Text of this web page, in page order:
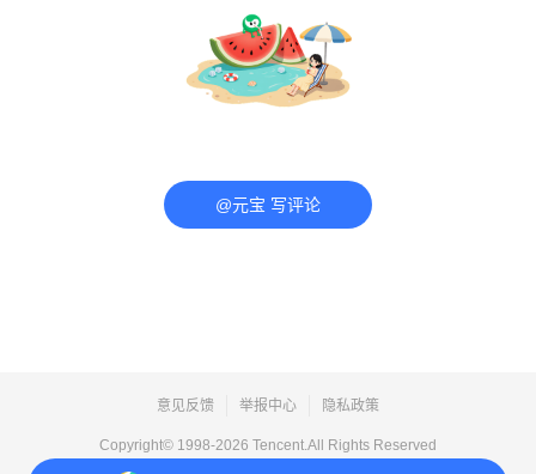
@元宝 写评论
意见反馈 举报中心 隐私政策
Copyright© 1998-2026 Tencent.All Rights Reserved